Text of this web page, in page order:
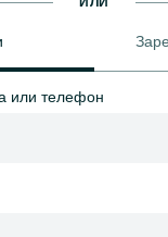
или телефон